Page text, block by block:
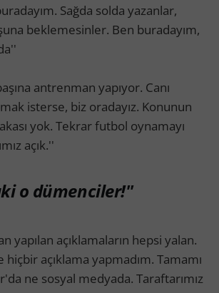
Sağda solda yazanlar,
beklemesinler. Ben buradayım,
antrenman yapıyor. Canı
isterse, biz oradayız. Konunun
yok. Tekrar futbol oynamayı
açık.''
o dümenciler!''
yapılan açıklamaların hepsi yalan.
açıklama yapmadım. Tamamı
ne sosyal medyada. Taraftarımız